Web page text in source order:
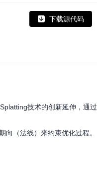
下载源代码
技术的创新延伸，通过
（法线）来约束优化过程。